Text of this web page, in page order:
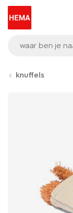
waar ben je
knuffels